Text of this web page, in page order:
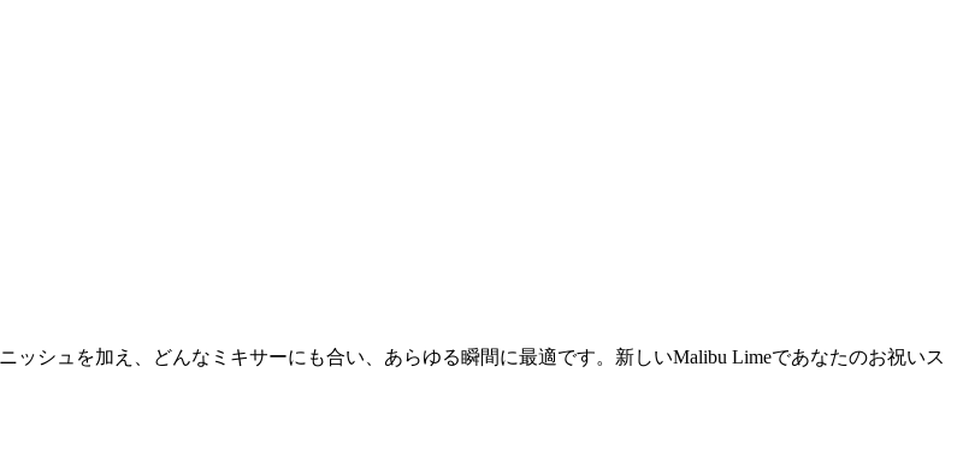
シュを加え、どんなミキサーにも合い、あらゆる瞬間に最適です。新しいMalibu Limeであなたのお祝いス